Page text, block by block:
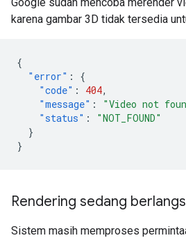
karena gambar 3D tidak tersedia
{
"error" :
{
"code" : 404,
"message" : "Video not
"status" :
"NOT_FOUND"
}
}
Rendering sedang
Sistem masih memproses